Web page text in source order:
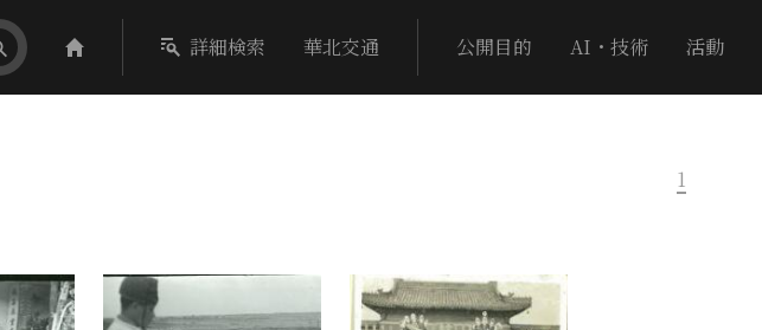
詳細検索 華北交通 公開目的 AI・技術 活動
1